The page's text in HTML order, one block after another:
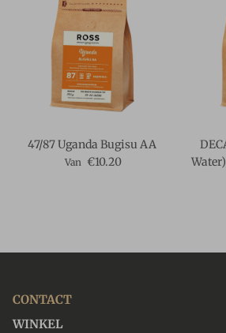
47/87 Uganda Bugisu AA
Reguliere prijs
Van €10.20
CONTACT
WINKEL